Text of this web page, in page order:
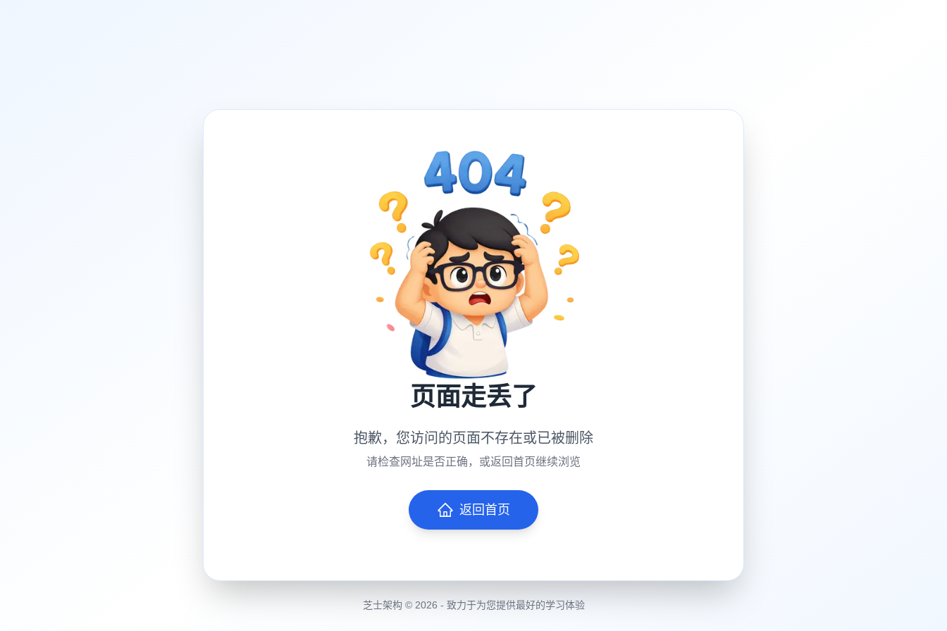
页面走丢了
抱歉，您访问的页面不存在或已被删除
请检查网址是否正确，或返回首页继续浏览
返回首页
芝士架构 © 2026 - 致力于为您提供最好的学习体验